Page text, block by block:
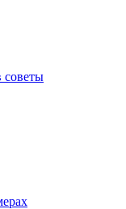
советы